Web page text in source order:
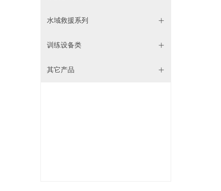
ꄶ
水域救援系列
ꄶ
训练设备类
ꄶ
其它产品